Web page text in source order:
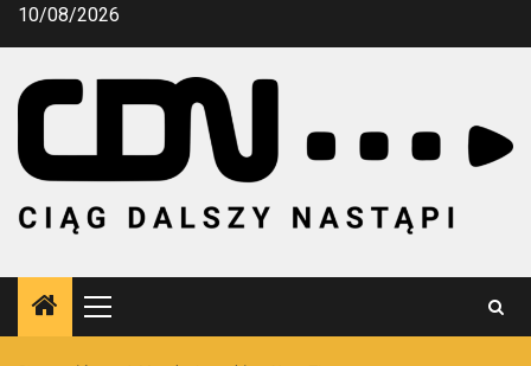
Przejdź
10/08/2026
Menu
główne